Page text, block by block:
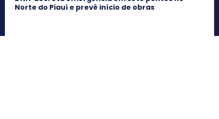
Norte do Piauí e prevê início de obras